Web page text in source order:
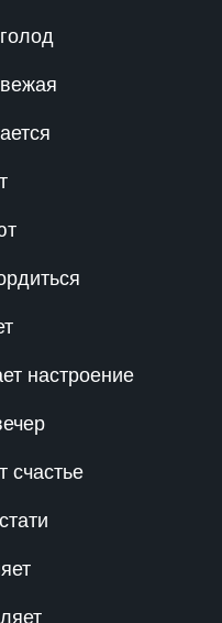
настроение
счастье